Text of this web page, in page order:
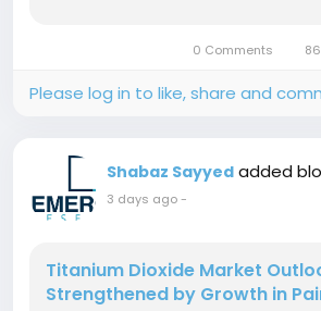
both a qualitative and0 Comments
Please log in to like, share and
Shabaz Sayyed added
3 days ago-
Titanium Dioxide Market
Strengthened by Growth in